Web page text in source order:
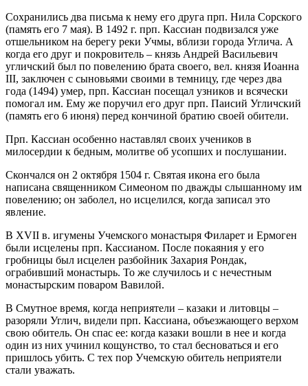
Сохранились два письма к нему его друга прп. Нила Сорского
(память его 7 мая). В 1492 г. прп. Кассиан подвизался уже
отшельником на берегу реки Учмы, вблизи города Углича. А
когда его друг и покровитель – князь Андрей Васильевич
угличский был по повелению брата своего, вел. князя Иоанна
III, заключен с сыновьями своими в темницу, где через два
года (1494) умер, прп. Кассиан посещал узников и всячески
помогал им. Ему же поручил его друг прп. Паисий Угличский
(память его 6 июня) перед кончиной братию своей обители.
Прп. Кассиан особенно наставлял своих учеников в
милосердии к бедным, молитве об усопших и послушании.
Скончался он 2 октября 1504 г. Святая икона его была
написана священником Симеоном по дважды слышанному им
повелению; он заболел, но исцелился, когда записал это
явление.
В XVII в. игумены Учемского монастыря Филарет и Ермоген
были исцелены прп. Кассианом. После покаяния у его
гробницы был исцелен разбойник Захария Рондак,
ограбивший монастырь. То же случилось и с нечестным
монастырским поваром Вавилой.
В Смутное время, когда неприятели – казаки и литовцы –
разоряли Углич, видели прп. Кассиана, объезжающего верхом
свою обитель. Он спас ее: когда казаки вошли в нее и когда
один из них учинил кощунство, то стал бесноваться и его
пришлось убить. С тех пор Учемскую обитель неприятели
стали уважать.